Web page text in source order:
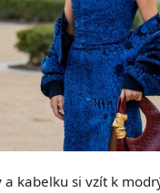
a kabelku si vzít k